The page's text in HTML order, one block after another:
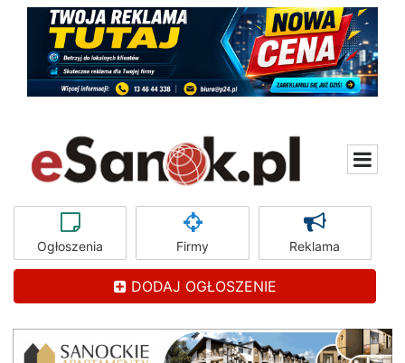
Ogłoszenia Firmy Reklama
DODAJ OGŁOSZENIE